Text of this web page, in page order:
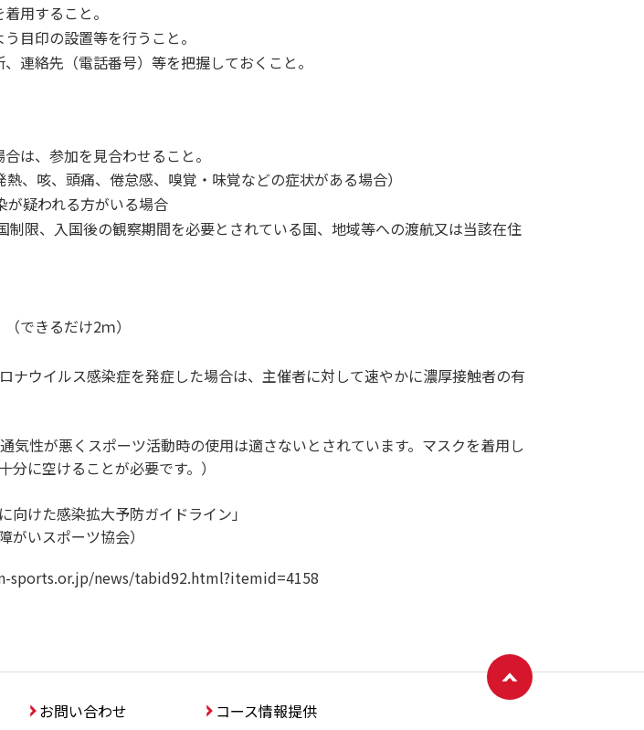
用すること。
目印の設置等を行うこと。
連絡先（電話番号）等を把握しておくこと。
は、参加を見合わせること。
、咳、頭痛、倦怠感、嗅覚・味覚などの症状がある場合）
が疑われる方がいる場合
制限、入国後の観察期間を必要とされている国、地域等への渡航又は当該在住
できるだけ2ｍ）
ナウイルス感染症を発症した場合は、主催者に対して速やかに濃厚接触者の有
気性が悪くスポーツ活動時の使用は適さないとされています。マスクを着用し
に空けることが必要です。）
けた感染拡大予防ガイドライン」
いスポーツ協会）
sports.or.jp/news/tabid92.html?itemid=4158
お問い合わせ コース情報提供